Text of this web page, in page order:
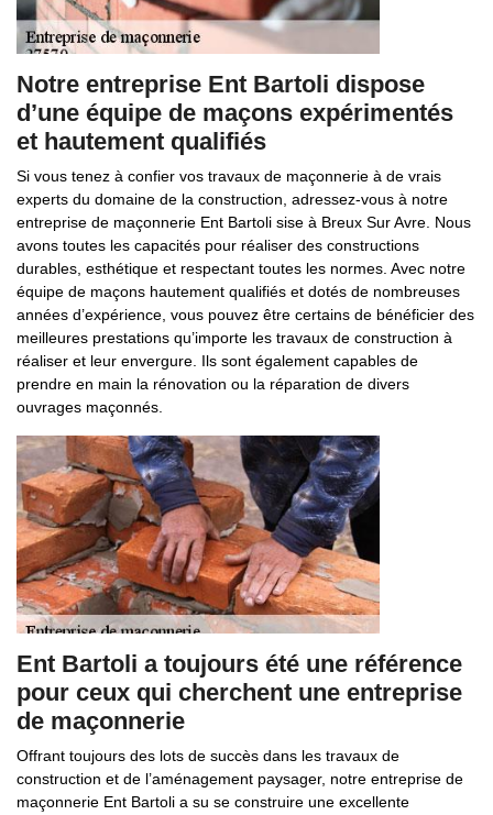
Notre entreprise Ent Bartoli dispose
d’une équipe de maçons expérimentés
et hautement qualifiés
Si vous tenez à confier vos travaux de maçonnerie à de vrais
experts du domaine de la construction, adressez-vous à notre
entreprise de maçonnerie Ent Bartoli sise à Breux Sur Avre. Nous
avons toutes les capacités pour réaliser des constructions
durables, esthétique et respectant toutes les normes. Avec notre
équipe de maçons hautement qualifiés et dotés de nombreuses
années d’expérience, vous pouvez être certains de bénéficier des
meilleures prestations qu’importe les travaux de construction à
réaliser et leur envergure. Ils sont également capables de
prendre en main la rénovation ou la réparation de divers
ouvrages maçonnés.
Ent Bartoli a toujours été une référence
pour ceux qui cherchent une entreprise
de maçonnerie
Offrant toujours des lots de succès dans les travaux de
construction et de l’aménagement paysager, notre entreprise de
maçonnerie Ent Bartoli a su se construire une excellente